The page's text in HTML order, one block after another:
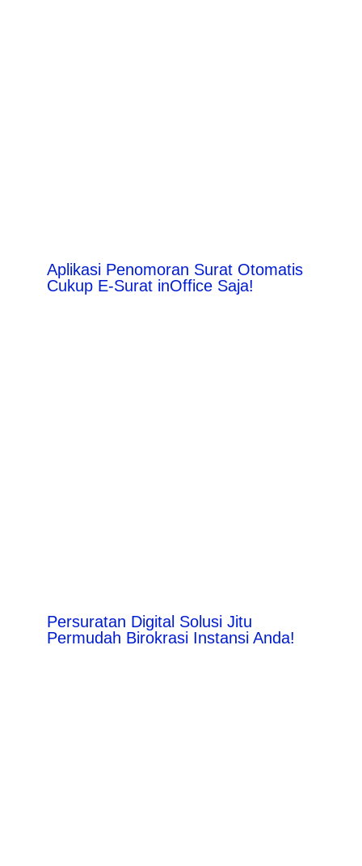
Aplikasi Penomoran Surat Otomatis
Cukup E-Surat inOffice Saja!
Persuratan Digital Solusi Jitu
Permudah Birokrasi Instansi Anda!